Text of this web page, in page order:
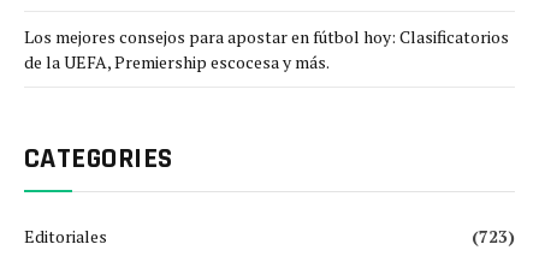
Los mejores consejos para apostar en fútbol hoy: Clasificatorios
de la UEFA, Premiership escocesa y más.
CATEGORIES
Editoriales
(723)